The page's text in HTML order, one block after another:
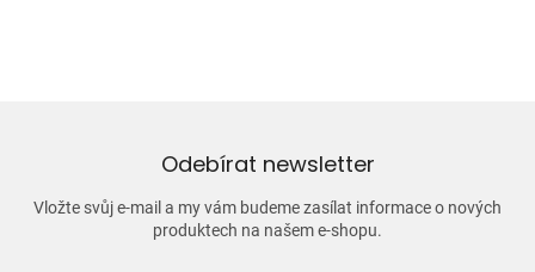
í
p
r
v
k
Odebírat newsletter
Vložte svůj e-mail a my vám budeme zasílat informace o nových
produktech na našem e-shopu.